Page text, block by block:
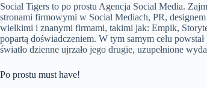
Social Tigers to po prostu Agencja Social Media.
stronami firmowymi w Social Mediach, PR,
wielkimi i znanymi firmami, takimi jak: Empik,
popartą doświadczeniem. W tym samym celu
światło dzienne ujrzało jego drugie, uzupełnione
Po prostu must have!